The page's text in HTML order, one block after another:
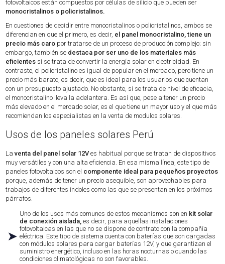
fotovoltaicos están compuestos por células de silicio que pueden ser
monocristalinos o policristalinos.
En cuestiones de decidir entre monocristalinos o policristalinos, ambos se
diferencian en que el primero, es decir, el panel monocristalino, tiene un
precio más caro por tratarse de un proceso de producción complejo; sin
embargo, también se destaca por ser uno de los materiales más
eficientes si se trata de convertir la energía solar en electricidad. En
contraste, el policristalino es igual de popular en el mercado, pero tiene un
precio más barato, es decir, que es ideal para los usuarios que cuentan
con un presupuesto ajustado. No obstante, si se trata de nivel de eficacia,
el monocristalino lleva la adelantera. Es así que, pese a tener un precio
más elevado en el mercado solar, es el que tiene un mayor uso y el que más
recomiendan los especialistas en la venta de modulos solares.
Usos de los paneles solares Perú
La venta del panel solar 12Ves habitual porque se tratan de dispositivos
muy versátiles y con una alta eficiencia. En esa misma línea, este tipo de
paneles fotovoltaicos son el componente ideal para pequeños proyectos
porque, además de tener un precio asequible, son aprovechables para
trabajos de diferentes índoles como las que se presentan en los próximos
párrafos.
➤
Uno de los usos más comunes de estos mecanismos son en kit solar
de conexión aislada, es decir, para aquellas instalaciones
fotovoltaicas en las que no se dispone de contrato con la compañía
eléctrica. Este tipo de sistema cuenta con baterías que son cargadas
con módulos solares para cargar baterías 12V, y que garantizan el
suministro energético, incluso en las horas nocturnas o cuando las
condiciones climatológicas no son favorables.